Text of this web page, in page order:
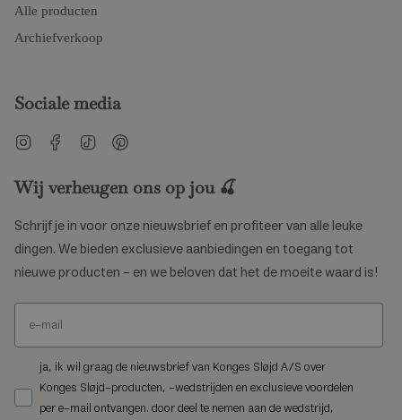
Alle producten
Archiefverkoop
Sociale media
InstagramFacebook
TikTok
Wij verheugen ons op jou 🍒
Schrijf je in voor onze nieuwsbrief en profiteer van alle leuke
dingen. We bieden exclusieve aanbiedingen en toegang tot
nieuwe producten – en we beloven dat het de moeite waard is!
ja, ik wil graag de nieuwsbrief van Konges Sløjd A/S over
Konges Sløjd-producten, -wedstrijden en exclusieve voordelen
per e-mail ontvangen. door deel te nemen aan de wedstrijd,